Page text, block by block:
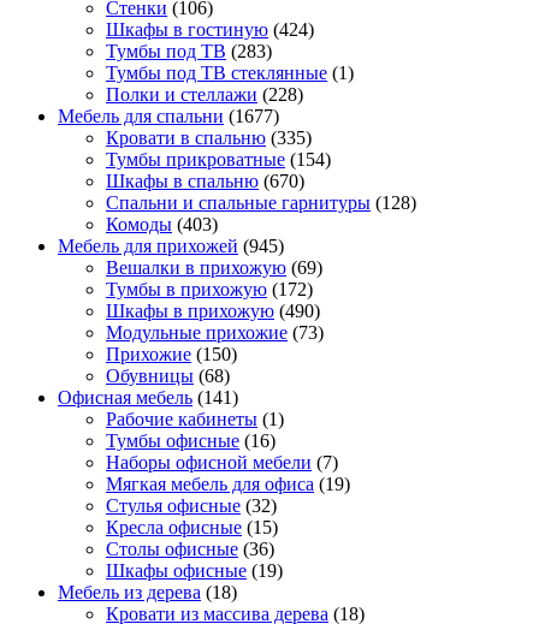
Стенки (106)
Шкафы в гостиную (424)
Тумбы под ТВ (283)
Тумбы под ТВ стеклянные (1)
Полки и стеллажи (228)
Мебель для спальни (1677)
Кровати в спальню (335)
Тумбы прикроватные (154)
Шкафы в спальню (670)
Спальни и спальные гарнитуры (128)
Комоды (403)
Мебель для прихожей (945)
Вешалки в прихожую (69)
Тумбы в прихожую (172)
Шкафы в прихожую (490)
Модульные прихожие (73)
Прихожие (150)
Обувницы (68)
Офисная мебель (141)
Рабочие кабинеты (1)
Тумбы офисные (16)
Наборы офисной мебели (7)
Мягкая мебель для офиса (19)
Стулья офисные (32)
Кресла офисные (15)
Столы офисные (36)
Шкафы офисные (19)
Мебель из дерева (18)
Кровати из массива дерева (18)